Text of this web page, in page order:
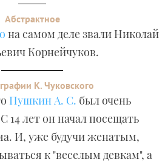
Абстрактное
на самом деле звали Николай
Корнейчуков.
К. Чуковского
Пушкин А. С. был очень
14 лет он начал посещать
И, уже будучи женатым,
к "веселым девкам", а